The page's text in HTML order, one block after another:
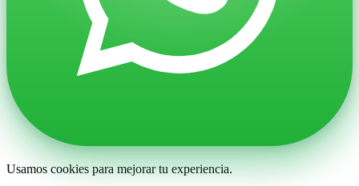
Usamos cookies para mejorar tu experiencia.